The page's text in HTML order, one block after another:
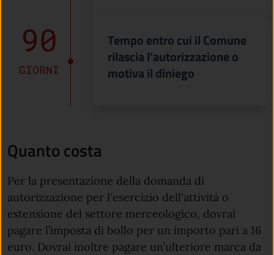
90
GIORNI
Tempo entro cui il Comune
rilascia l'autorizzazione o
motiva il diniego
Quanto costa
Per la presentazione della domanda di
autorizzazione per l'esercizio dell'attività o
estensione del settore merceologico, dovrai
pagare l’imposta di bollo per un importo pari a 16
euro. Dovrai inoltre pagare un’ulteriore marca da